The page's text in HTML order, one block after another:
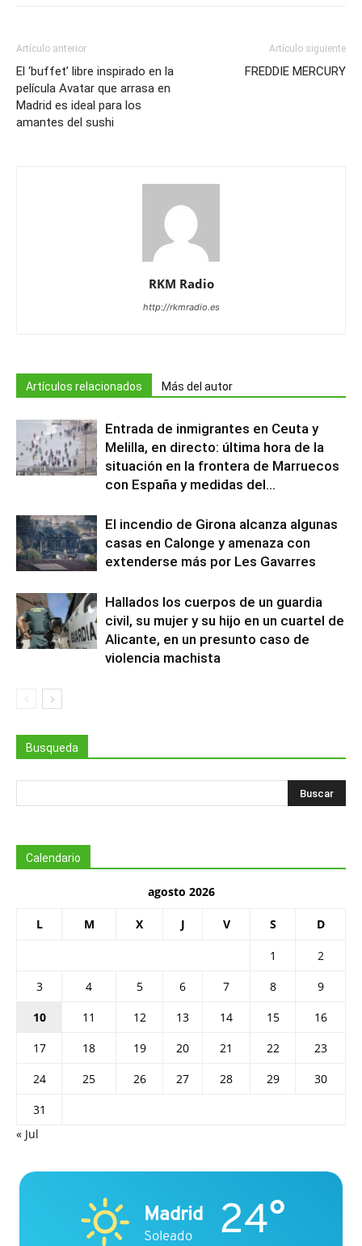
Artículo anterior
El ‘buffet’ libre inspirado en la
película Avatar que arrasa en
Madrid es ideal para los
amantes del sushi
Artículo siguiente
FREDDIE MERCURY
RKM Radio
http://rkmradio.es
Artículos relacionados Más del autor
Entrada de inmigrantes en Ceuta y
Melilla, en directo: última hora de la
situación en la frontera de Marruecos
con España y medidas del...
El incendio de Girona alcanza algunas
casas en Calonge y amenaza con
extenderse más por Les Gavarres
Hallados los cuerpos de un guardia
civil, su mujer y su hijo en un cuartel de
Alicante, en un presunto caso de
violencia machista
Busqueda
Calendario
agosto 2026
L M X J V S D
1
2
3
4 5 6 7 8
9
10
11 12 13 14 15
16
17
18 19 20 21 22
23
24
25 26 27 28 29
30
31
« Jul
Madrid
Soleado 24°